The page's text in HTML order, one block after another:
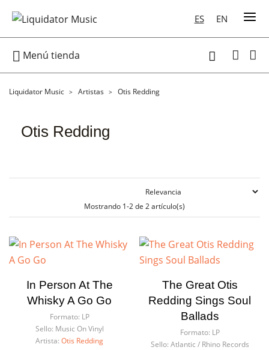
ES EN
 Menú tienda 
Liquidator Music Artistas Otis Redding
Otis Redding
Mostrando 1-2 de 2 artículo(s)
In Person At The
Whisky A Go Go
Formato: LP
Sello: Music On Vinyl
Artista: Otis Redding
The Great Otis
Redding Sings Soul
Ballads
Formato: LP
Sello: Atlantic / Rhino Records